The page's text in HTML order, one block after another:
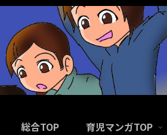
総合TOP 育児マンガTOP